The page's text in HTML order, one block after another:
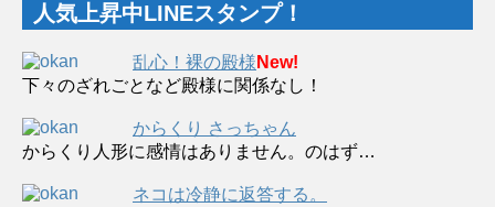
人気上昇中LINEスタンプ！
乱心！裸の殿様 New!
下々のざれごとなど殿様に関係なし！
からくり さっちゃん
からくり人形に感情はありません。のはず…
ネコは冷静に返答する。